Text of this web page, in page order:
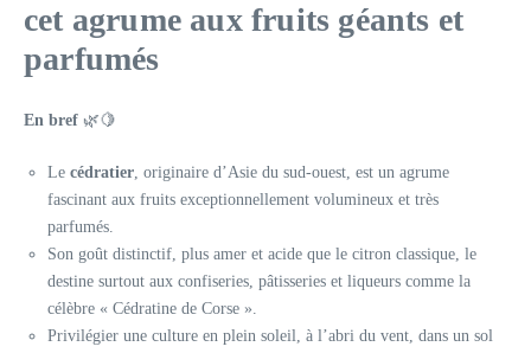
cet agrume aux fruits géants et
parfumés
En bref 🌿🍋
Le cédratier, originaire d’Asie du sud-ouest, est un agrume
fascinant aux fruits exceptionnellement volumineux et très
parfumés.
Son goût distinctif, plus amer et acide que le citron classique, le
destine surtout aux confiseries, pâtisseries et liqueurs comme la
célèbre « Cédratine de Corse ».
Privilégier une culture en plein soleil, à l’abri du vent, dans un sol